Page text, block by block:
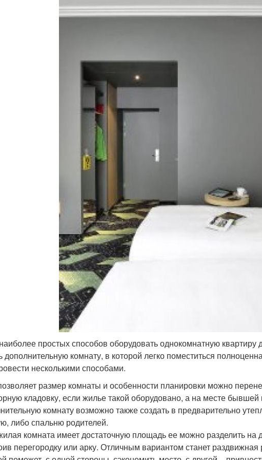
простых способов оборудовать однокомнатную
дополнительную комнату, в которой легко поместиться
несколькими способами.
размер комнаты и особенности планировки можно
кладовку, если жилье такой оборудовано, а на месте бывшей
комнату возможно также создать в предварительно
либо спальню родителей.
комната имеет достаточную площадь ее можно разделить
перегородку или арку. Отличным вариантом станет раздвижная